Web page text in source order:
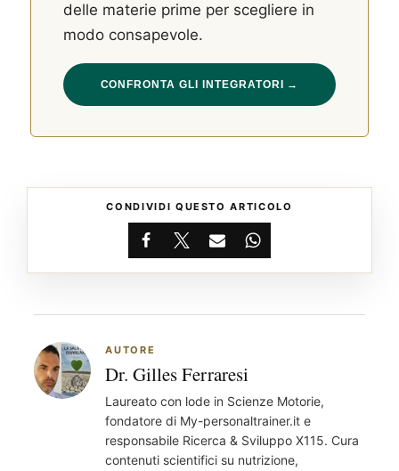
delle materie prime per scegliere in
modo consapevole.
CONFRONTA GLI INTEGRATORI →
CONDIVIDI QUESTO ARTICOLO
Facebook
X EmailWhatsApp
AUTORE
Dr. Gilles Ferraresi
Laureato con lode in Scienze Motorie,
fondatore di My-personaltrainer.it e
responsabile Ricerca & Sviluppo X115. Cura
contenuti scientifici su nutrizione,